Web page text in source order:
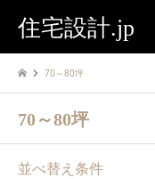
住宅設計.jp
70～80坪
70～80坪
並べ替え条件